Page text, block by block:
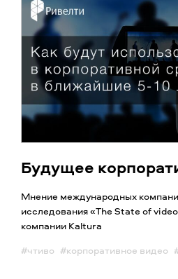
Будущее
Мнение международных
исследования «The State of
компании Kaltura
#чтиво #корпоративное видео